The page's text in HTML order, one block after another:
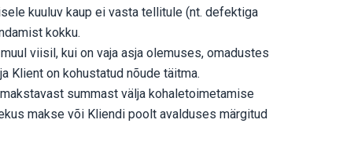
kuuluv kaup ei vasta tellitule (nt. defektiga
kokku.
viisil, kui on vaja asja olemuses, omadustes
Klient on kohustatud nõude täitma.
summast välja kohaletoimetamise
makse või Kliendi poolt avalduses märgitud